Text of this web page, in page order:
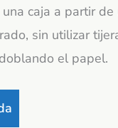
una caja a partir
sin utilizar
el papel.